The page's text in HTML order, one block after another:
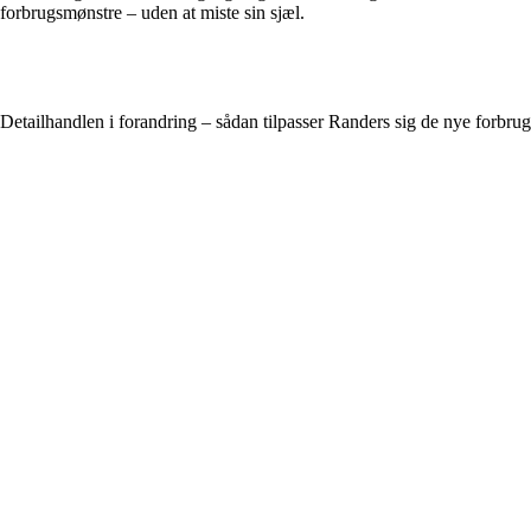
forbrugsmønstre – uden at miste sin sjæl.
Detailhandlen i forandring – sådan tilpasser Randers sig de nye